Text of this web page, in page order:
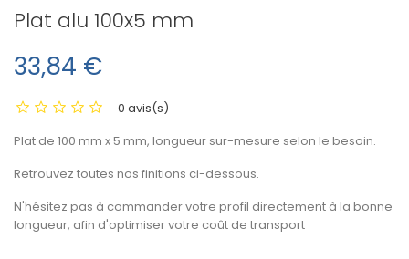
Plat alu 100x5 mm
33,84 €
0 avis(s)
Plat de 100 mm x 5 mm, longueur sur-mesure selon le besoin.
Retrouvez toutes nos finitions ci-dessous.
N'hésitez pas à commander votre profil directement à la bonne
longueur, afin d'optimiser votre coût de transport